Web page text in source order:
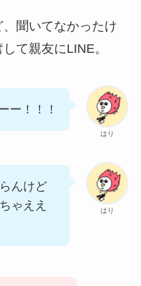
聞いてなかったけ
て親友にLINE。
はり
ー！！！
はり
んけど
ゃええ